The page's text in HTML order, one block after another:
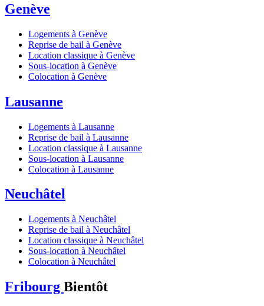
Genève
Logements à Genève
Reprise de bail à Genève
Location classique à Genève
Sous-location à Genève
Colocation à Genève
Lausanne
Logements à Lausanne
Reprise de bail à Lausanne
Location classique à Lausanne
Sous-location à Lausanne
Colocation à Lausanne
Neuchâtel
Logements à Neuchâtel
Reprise de bail à Neuchâtel
Location classique à Neuchâtel
Sous-location à Neuchâtel
Colocation à Neuchâtel
Fribourg Bientôt